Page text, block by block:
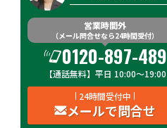
営業時間外
（メール問合せなら24時間受付）
0120-897-489
【通話無料】平日 10:00～19:00
24時間受付中
メールで問合せ